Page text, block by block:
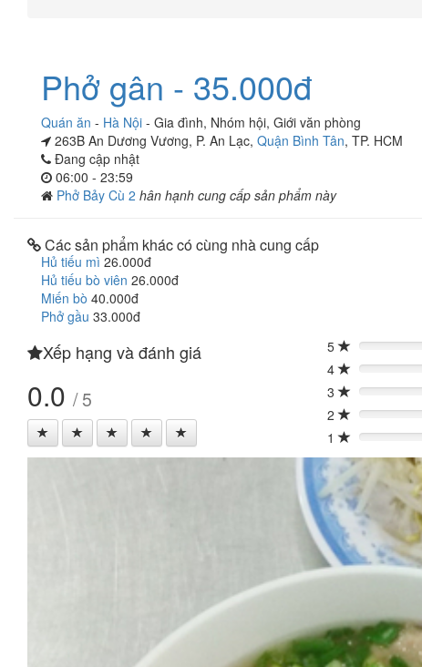
Phở gân - 35.000đ
Quán ăn - Hà Nội - Gia đình, Nhóm hội, Giới văn phòng
263B An Dương Vương, P. An Lạc, Quận Bình Tân, TP. HCM
Đang cập nhật
06:00 - 23:59
Phở Bảy Cù 2 hân hạnh cung cấp sản phẩm này
Các sản phẩm khác có cùng nhà cung cấp
Hủ tiếu mì 26.000đ
Hủ tiếu bò viên 26.000đ
Miến bò 40.000đ
Phở gầu 33.000đ
Xếp hạng và đánh giá
0.0 / 5
5 0%
4
0%
3
0%
2
0%
1
0%